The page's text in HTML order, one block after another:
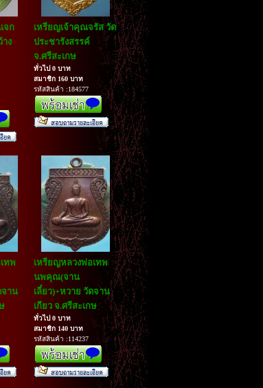
จก
ง
เหรียญเจ้าคุณจรัส วัด
ประชารังสรรค์
จ.ศรีสะเกษ
ทั่วไป 0 บาท
สมาชิก 160 บาท
รหัสสินค้า :184577
ทพ
จาน
เหรียญหลวงพ่อเทพ
นพคุณ(จาน
เลี๋ยว)+หวาย วัดจาน
เกียว จ.ศรีสะเกษ
ทั่วไป 0 บาท
สมาชิก 140 บาท
รหัสสินค้า :114237